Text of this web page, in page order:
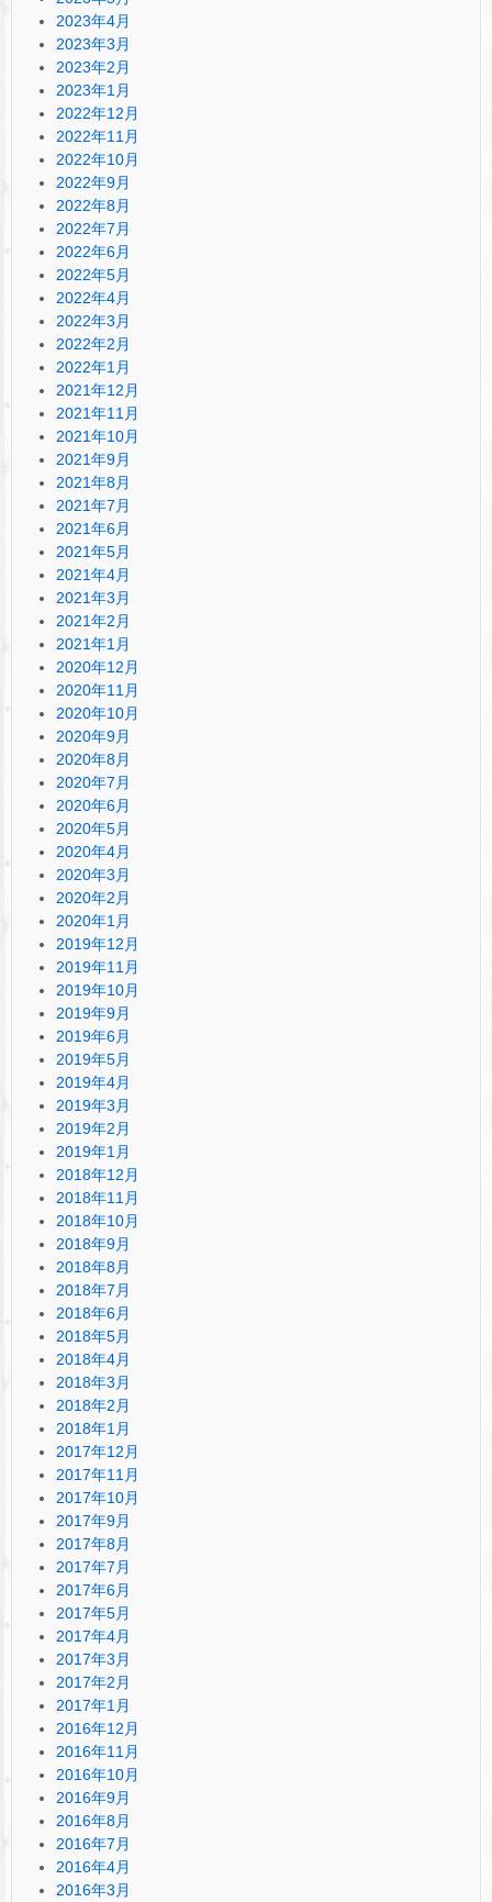
2023年4月
2023年3月
2023年2月
2023年1月
2022年12月
2022年11月
2022年10月
2022年9月
2022年8月
2022年7月
2022年6月
2022年5月
2022年4月
2022年3月
2022年2月
2022年1月
2021年12月
2021年11月
2021年10月
2021年9月
2021年8月
2021年7月
2021年6月
2021年5月
2021年4月
2021年3月
2021年2月
2021年1月
2020年12月
2020年11月
2020年10月
2020年9月
2020年8月
2020年7月
2020年6月
2020年5月
2020年4月
2020年3月
2020年2月
2020年1月
2019年12月
2019年11月
2019年10月
2019年9月
2019年6月
2019年5月
2019年4月
2019年3月
2019年2月
2019年1月
2018年12月
2018年11月
2018年10月
2018年9月
2018年8月
2018年7月
2018年6月
2018年5月
2018年4月
2018年3月
2018年2月
2018年1月
2017年12月
2017年11月
2017年10月
2017年9月
2017年8月
2017年7月
2017年6月
2017年5月
2017年4月
2017年3月
2017年2月
2017年1月
2016年12月
2016年11月
2016年10月
2016年9月
2016年8月
2016年7月
2016年4月
2016年3月